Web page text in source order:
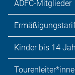
ADFC-Mitglieder
Ermäßigungstarif
Kinder bis 14